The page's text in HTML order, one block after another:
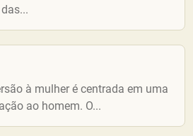
à mulher é centrada em uma
ao homem. O...